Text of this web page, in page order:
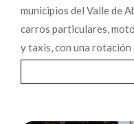
municipios del Valle de
carros particulares,
y taxis, con una rotación